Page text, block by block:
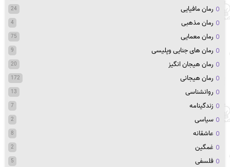
رمان مافیایی 24
رمان مذهبی 4
رمان معمایی 75
رمان های جنایی وپلیسی 9
رمان هیجان انگیز 20
رمان هیجانی 172
روانشناسی 13
زندگینامه 7
سیاسی 2
عاشقانه 8
غمگین 2
فلسفی 5